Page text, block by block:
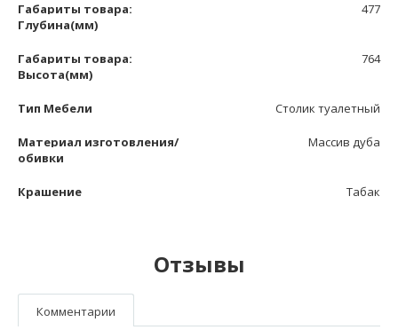
Габариты товара:
Глубина(мм)
477
Габариты товара:
Высота(мм)
764
Тип Мебели Столик туалетный
Материал изготовления/
обивки
Массив дуба
Крашение Табак
Отзывы
Комментарии